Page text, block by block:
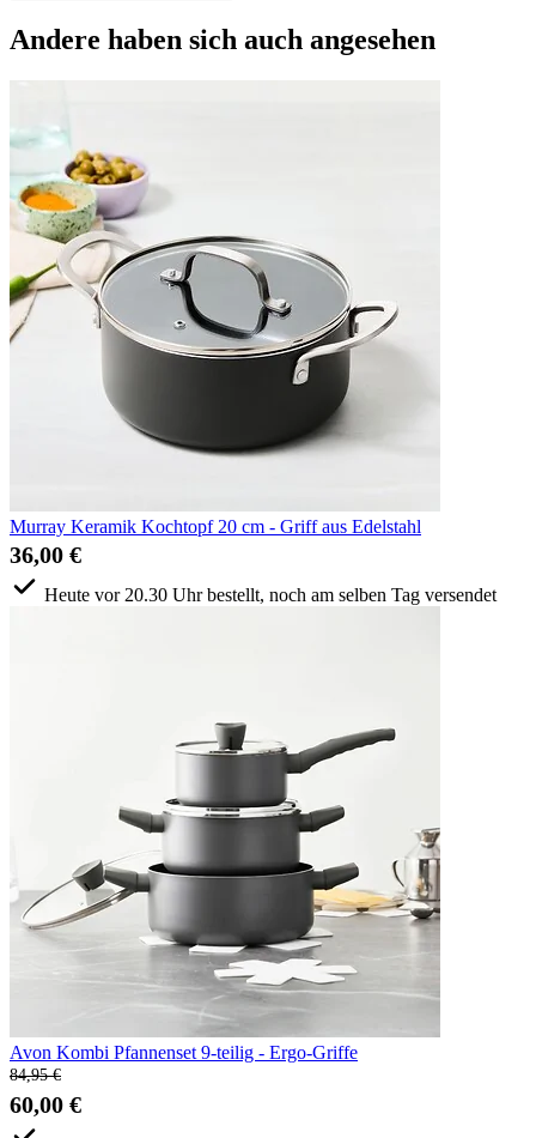
Andere haben sich auch angesehen
Murray Keramik Kochtopf 20 cm - Griff aus Edelstahl
36,00 €
Heute vor 20.30 Uhr bestellt, noch am selben Tag versendet
Avon Kombi Pfannenset 9-teilig - Ergo-Griffe
84,95 €
60,00 €